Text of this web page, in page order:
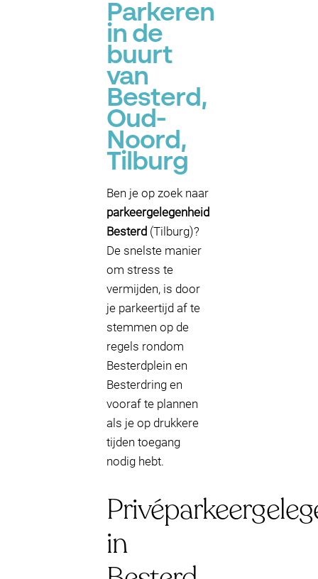
Parkeren
in de
buurt
van
Besterd,
Oud-
Noord,
Tilburg
Ben je op zoek naar
parkeergelegenheid
Besterd (Tilburg)?
De snelste manier
om stress te
vermijden, is door
je parkeertijd af te
stemmen op de
regels rondom
Besterdplein en
Besterdring en
vooraf te plannen
als je op drukkere
tijden toegang
nodig hebt.
in